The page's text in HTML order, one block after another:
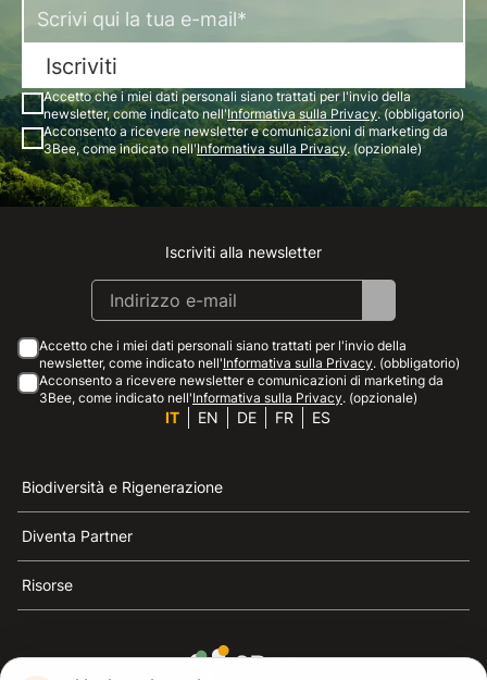
Iscriviti
Accetto che i miei dati personali siano trattati per l'invio della
newsletter, come indicato nell'Informativa sulla Privacy. (obbligatorio)
Acconsento a ricevere newsletter e comunicazioni di marketing da
3Bee, come indicato nell'Informativa sulla Privacy. (opzionale)
Instagram
Facebook
Linkedin
Youtube
Iscriviti alla newsletter
Accetto che i miei dati personali siano trattati per l'invio della
newsletter, come indicato nell'Informativa sulla Privacy. (obbligatorio)
Acconsento a ricevere newsletter e comunicazioni di marketing da
3Bee, come indicato nell'Informativa sulla Privacy. (opzionale)
IT EN DE FR ES
Biodiversità e Rigenerazione
Diventa Partner
Risorse